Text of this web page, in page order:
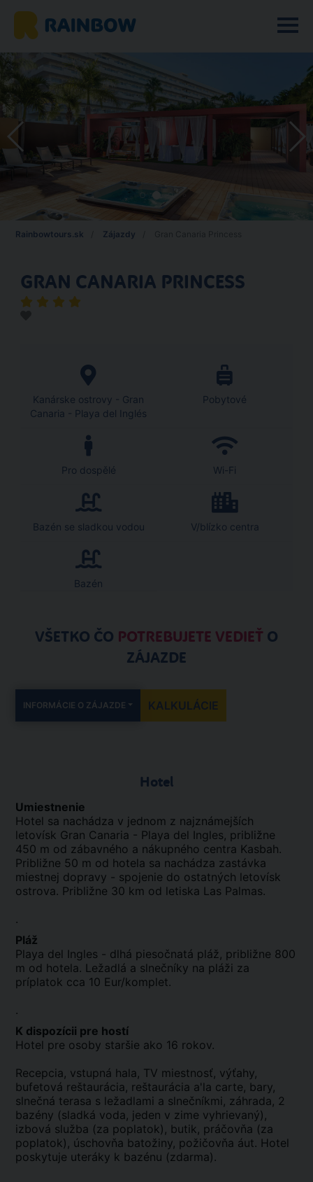
Rainbowtours.sk Zájazdy
GRAN CANARIA PRINCESS
Kanárske ostrovy - Gran
Canaria - Playa del Inglés
Pobytové
Pro dospělé Wi-Fi
Bazén se sladkou vodou V/blízko centra
Bazén
VŠETKO ČO POTREBUJETE VEDIEŤ O
ZÁJAZDE
INFORMÁCIE O ZÁJAZDE KALKULÁCIE
Hotel
Umiestnenie
Hotel sa nachádza v jednom z najznámejších
letovísk Gran Canaria - Playa del Ingles, približne
450 m od zábavného a nákupného centra Kasbah.
Približne 50 m od hotela sa nachádza zastávka
miestnej dopravy - spojenie do ostatných letovísk
ostrova. Približne 30 km od letiska Las Palmas.
.
Pláž
Playa del Ingles - dlhá piesočnatá pláž, približne 800
m od hotela. Ležadlá a slnečníky na pláži za
príplatok cca 10 Eur/komplet.
.
K dispozícii pre hostí
Hotel pre osoby staršie ako 16 rokov.
Recepcia, vstupná hala, TV miestnosť, výťahy,
bufetová reštaurácia, reštaurácia a'la carte, bary,
slnečná terasa s ležadlami a slnečníkmi, záhrada, 2
bazény (sladká voda, jeden v zime vyhrievaný),
izbová služba (za poplatok), butik, práčovňa (za
poplatok), úschovňa batožiny, požičovňa áut. Hotel
poskytuje uteráky k bazénu (zdarma).